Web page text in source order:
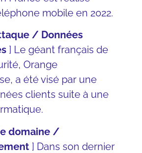
mobile en 2022.
/ Données
] Le géant français de
Orange
, a été visé par une
clients suite à une
domaine /
] Dans son dernier